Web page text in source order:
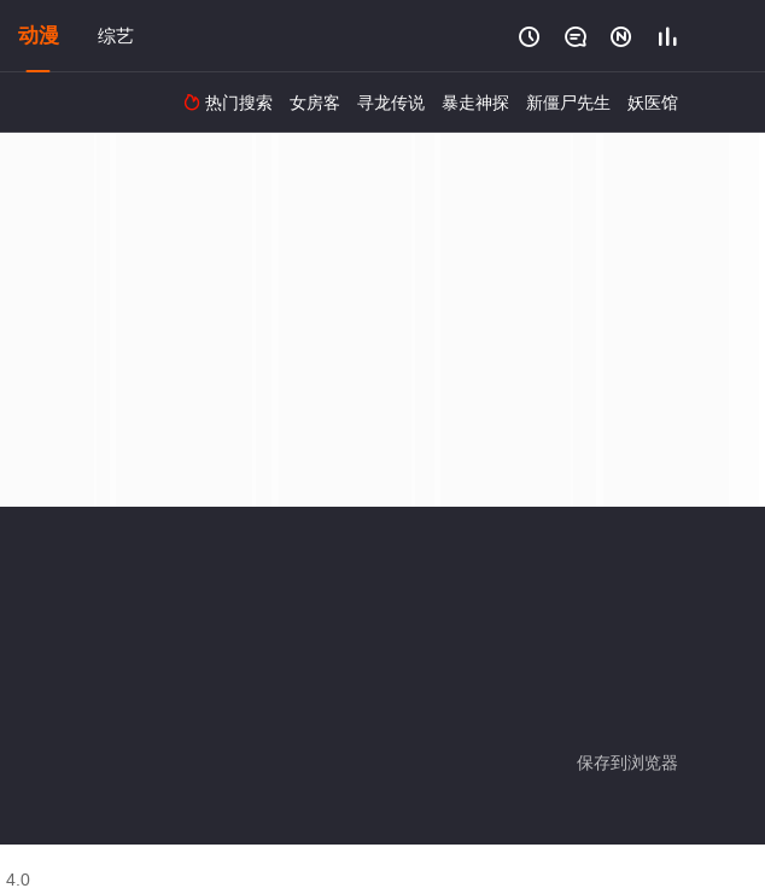
动漫 综艺    
 热门搜索 女房客 寻龙传说 暴走神探 新僵尸先生 妖医馆
保存到浏览器
4.0